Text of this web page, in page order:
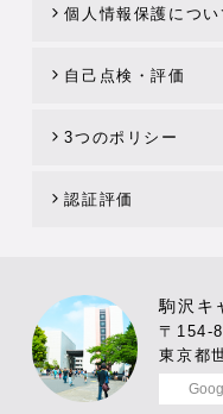
個人情報保護につい
自己点検・評価
3つのポリシー
認証評価
駒沢キ
〒154-
東京都